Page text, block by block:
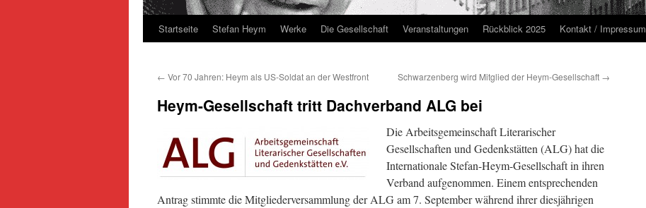
Startseite Stefan Heym Werke Die Gesellschaft Veranstaltungen Rückblick 2025 Kontakt / Impressum
← Vor 70 Jahren: Heym als US-Soldat an der Westfront Schwarzenberg wird Mitglied der Heym-Gesellschaft →
Heym-Gesellschaft tritt Dachverband ALG bei
Die Arbeitsgemeinschaft Literarischer
Gesellschaften und Gedenkstätten (ALG) hat die
Internationale Stefan-Heym-Gesellschaft in ihren
Verband aufgenommen. Einem entsprechenden
Antrag stimmte die Mitgliederversammlung der ALG am 7. September während ihrer diesjährigen